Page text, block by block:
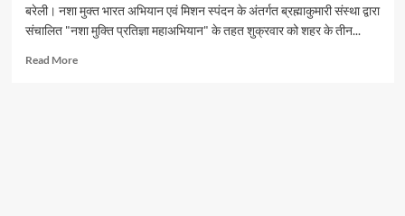
मिलेगा
मौका
बरेली। नशा मुक्त भारत अभियान एवं मिशन स्पंदन के अंतर्गत ब्रह्माकुमारी संस्था द्वारा
संचालित "नशा मुक्ति प्रतिज्ञा महाअभियान" के तहत शुक्रवार को शहर के तीन...
Read MoreRead